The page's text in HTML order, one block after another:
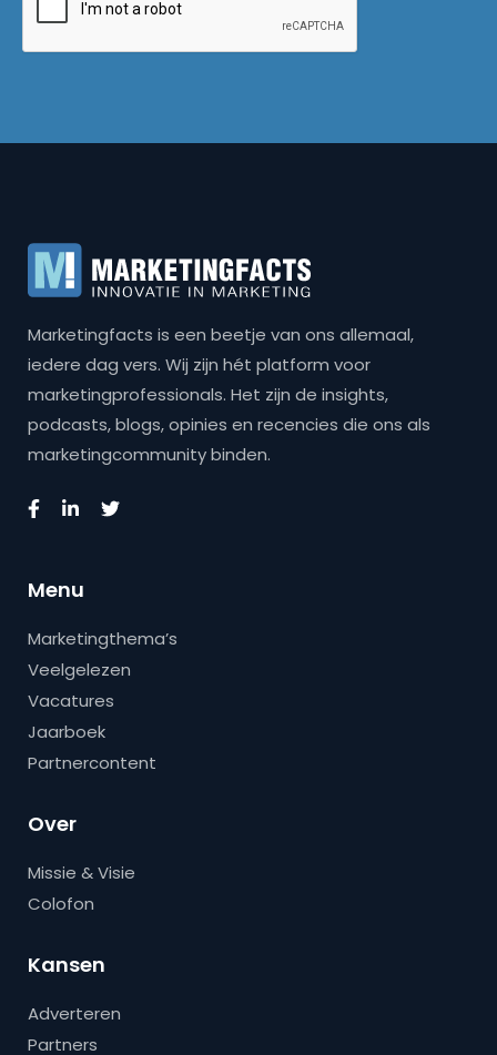
Marketingfacts is een beetje van ons allemaal,
iedere dag vers. Wij zijn hét platform voor
marketingprofessionals. Het zijn de insights,
podcasts, blogs, opinies en recencies die ons als
marketingcommunity binden.
Menu
Marketingthema’s
Veelgelezen
Vacatures
Jaarboek
Partnercontent
Over
Missie & Visie
Colofon
Kansen
Adverteren
Partners